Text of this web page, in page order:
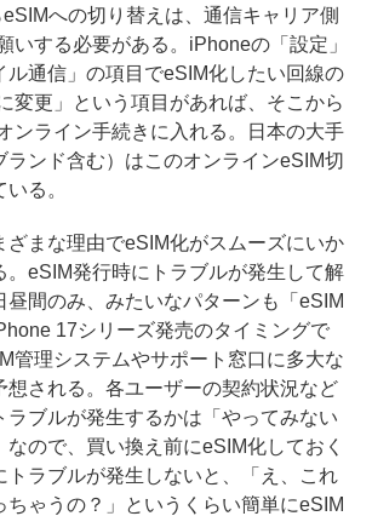
への切り替えは、通信キャリア側
いする必要がある。iPhoneの「設定」
ル通信」の項目でeSIM化したい回線の
変更」という項目があれば、そこから
ンライン手続きに入れる。日本の大手
ランド含む）はこのオンラインeSIM切
る。
まな理由でeSIM化がスムーズにいか
。eSIM発行時にトラブルが発生して解
昼間のみ、みたいなパターンも「eSIM
17シリーズ発売のタイミングで
管理システムやサポート窓口に多大な
想される。各ユーザーの契約状況など
ラブルが発生するかは「やってみない
なので、買い換え前にeSIM化しておく
トラブルが発生しないと、「え、これ
ちゃうの？」というくらい簡単にeSIM